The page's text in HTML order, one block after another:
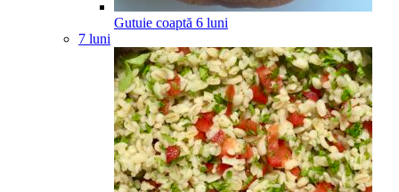
Gutuie coaptă 6 luni
7 luni